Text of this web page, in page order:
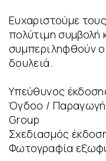
Ευχαριστούμε
πολύτιμη συμβολή
συμπεριληφθούν
δουλειά.
Υπεύθυνος
Όγδοο / Παραγωγή
Group
Σχεδιασμός
Φωτογραφία